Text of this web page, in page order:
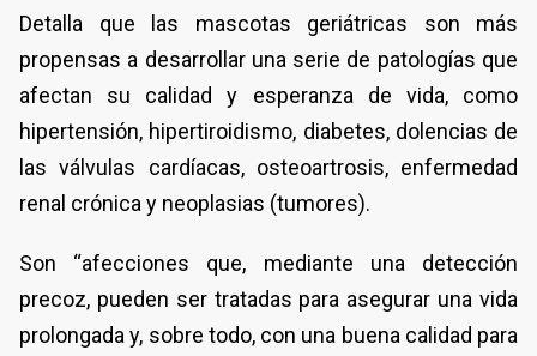
Detalla que las mascotas geriátricas son más
propensas a desarrollar una serie de patologías que
afectan su calidad y esperanza de vida, como
hipertensión, hipertiroidismo, diabetes, dolencias de
las válvulas cardíacas, osteoartrosis, enfermedad
renal crónica y neoplasias (tumores).
Son “afecciones que, mediante una detección
precoz, pueden ser tratadas para asegurar una vida
prolongada y, sobre todo, con una buena calidad para